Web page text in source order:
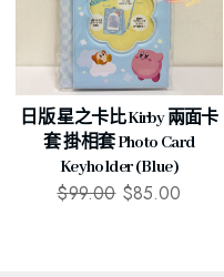
日版 星之卡比 Kirby 兩面卡
套 掛相套 Photo Card
Keyholder (Blue)
$99.00 $85.00